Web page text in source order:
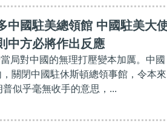
中國駐美總領館 中國駐美大
中方必將作出反應
局對中國的無理打壓變本加厲。中國
關閉中國駐休斯頓總領事館，令本來
似乎毫無收手的意思，...